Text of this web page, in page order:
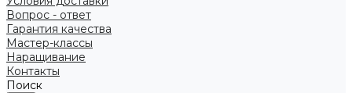
Вопрос - ответ
Гарантия качества
Мастер-классы
Наращивание
Контакты
Поиск